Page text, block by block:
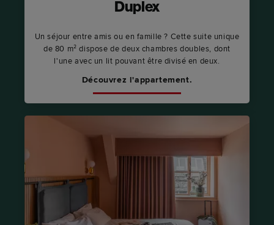
Duplex
Un séjour entre amis ou en famille ? Cette suite unique
de 80 m² dispose de deux chambres doubles, dont
l'une avec un lit pouvant être divisé en deux.
Découvrez l'appartement.